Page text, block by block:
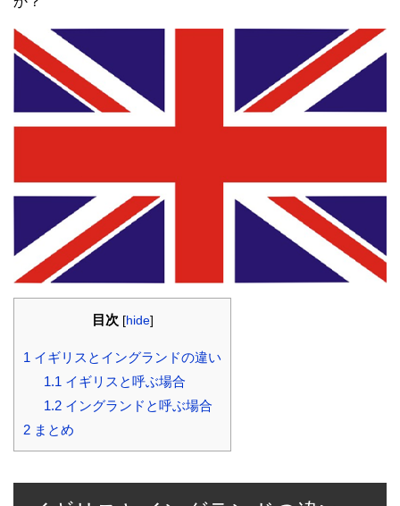
目次 [hide]
1 イギリスとイングランドの違い
1.1 イギリスと呼ぶ場合
1.2イングランドと呼ぶ場合
2 まとめ